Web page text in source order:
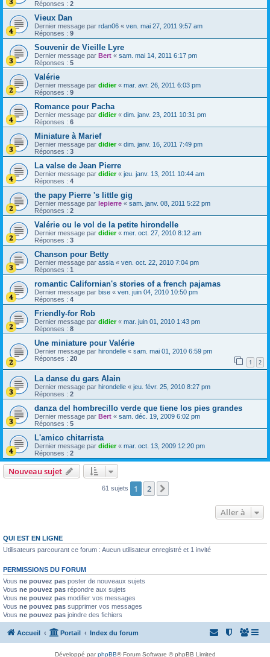
Réponses : 2
Vieux Dan
Dernier message par rdan06 « ven. mai 27, 2011 9:57 am
Réponses : 9
Souvenir de Vieille Lyre
Dernier message par Bert « sam. mai 14, 2011 6:17 pm
Réponses : 5
Valérie
Dernier message par didier« mar. avr. 26, 2011 6:03 pm
Réponses : 9
Romance pour Pacha
Dernier message par didier« dim. janv. 23, 2011 10:31 pm
Réponses : 6
Miniature à Marief
Dernier message par didier« dim. janv. 16, 2011 7:49 pm
Réponses : 3
La valse de Jean Pierre
Dernier message par didier« jeu. janv. 13, 2011 10:44 am
Réponses : 4
the papy Pierre 's little gig
Dernier message par lepierre « sam. janv. 08, 2011 5:22 pm
Réponses : 2
Valérie ou le vol de la petite hirondelle
Dernier message par didier« mer. oct. 27, 2010 8:12 am
Réponses : 3
Chanson pour Betty
Dernier message par assia « ven. oct. 22, 2010 7:04 pm
Réponses : 1
romantic Californian's stories of a french pajamas
Dernier message par bise « ven. juin 04, 2010 10:50 pm
Réponses : 4
Friendly-for Rob
Dernier message par didier« mar. juin 01, 2010 1:43 pm
Réponses : 8
Une miniature pour Valérie
Dernier message par hirondelle « sam. mai 01, 2010 6:59 pm
Réponses : 20 1 2
La danse du gars Alain
Dernier message par hirondelle « jeu. févr. 25, 2010 8:27 pm
Réponses : 2
danza del hombrecillo verde que tiene los pies grandes
Dernier message par Bert « sam. déc. 19, 2009 6:02 pm
Réponses : 5
L'amico chitarrista
Dernier message par didier« mar. oct. 13, 2009 12:20 pm
Réponses : 2
Nouveau sujet
61 sujets 1 2
Aller à
QUI EST EN LIGNE
Utilisateurs parcourant ce forum : Aucun utilisateur enregistré et 1 invité
PERMISSIONS DU FORUM
Vous ne pouvez pas poster de nouveaux sujets
Vous ne pouvez pas répondre aux sujets
Vous ne pouvez pas modifier vos messages
Vous ne pouvez pas supprimer vos messages
Vous ne pouvez pas joindre des fichiers
Accueil Portail Index du forum
Développé parphpBB® Forum Software © phpBB Limited